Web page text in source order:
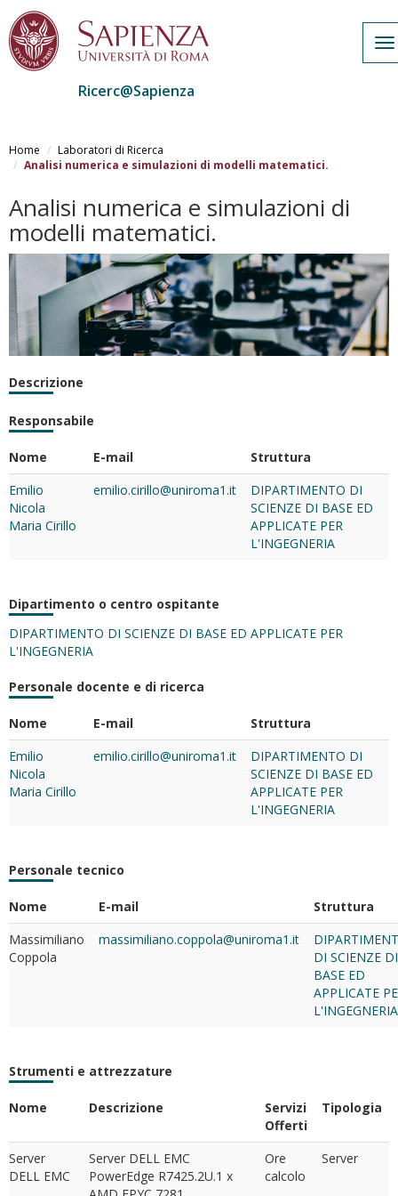
al
contenuto
Ricerc@Sapienza
Home
Laboratori di Ricerca
Analisi numerica e simulazioni di modelli matematici.
Analisi numerica e simulazioni di
modelli matematici.
Descrizione
Responsabile
Nome E-mail
Struttura
Emilio
Nicola
Maria Cirillo
emilio.cirillo@uniroma1.it
DIPARTIMENTO DI
SCIENZE DI BASE ED
APPLICATE PER
L'INGEGNERIA
Dipartimento o centro ospitante
DIPARTIMENTO DI SCIENZE DI BASE ED APPLICATE PER
L'INGEGNERIA
Personale docente e di ricerca
Nome E-mail
Struttura
Emilio
Nicola
Maria Cirillo
emilio.cirillo@uniroma1.it
DIPARTIMENTO DI
SCIENZE DI BASE ED
APPLICATE PER
L'INGEGNERIA
Personale tecnico
Nome E-mail
Struttura
Massimiliano
Coppola
massimiliano.coppola@uniroma1.it
DI SCIENZE DI
BASE ED
APPLICATE
L'INGEGNERIA
Strumenti e attrezzature
Nome Descrizione
Servizi
Offerti
Tipologia
Server
DELL EMC
Server DELL EMC
PowerEdge R7425.2U.1 x
Ore
calcolo
Server